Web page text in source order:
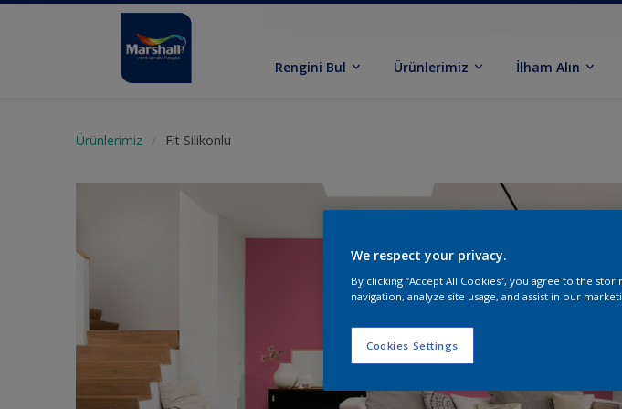
Rengini Bul Ürünlerimiz İlham Alın
Ürünlerimiz Fit Silikonlu
We respect your privacy.
By clicking “Accept All Cookies”, you agree to the
navigation, analyze site usage, and assist in our
Cookies Settings